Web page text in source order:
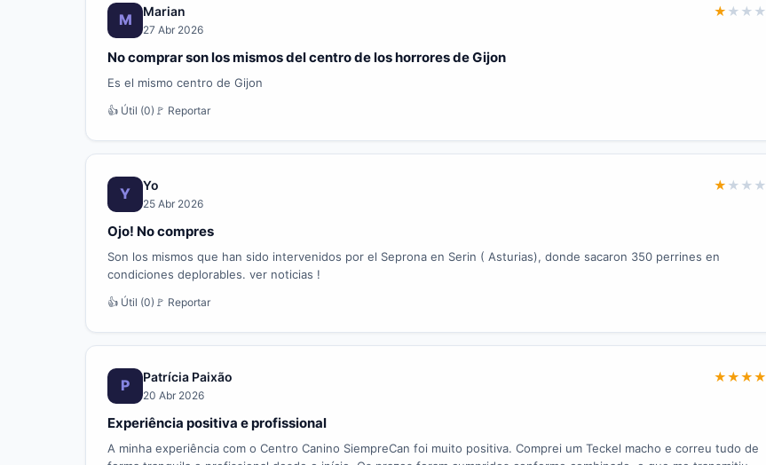
M Marian
27 Abr 2026
★ ★ ★ ★
No comprar son los mismos del centro de los horrores de Gijon
Es el mismo centro de Gijon
👍 Útil (0) 🚩 Reportar
Y Yo
25 Abr 2026
★ ★ ★ ★
Ojo! No compres
Son los mismos que han sido intervenidos por el Seprona en Serin ( Asturias), donde sacaron 350 perrines en
condiciones deplorables. ver noticias !
👍 Útil (0) 🚩 Reportar
P Patrícia Paixão
20 Abr 2026
★★★★
Experiência positiva e profissional
A minha experiência com o Centro Canino SiempreCan foi muito positiva. Comprei um Teckel macho e correu tudo de